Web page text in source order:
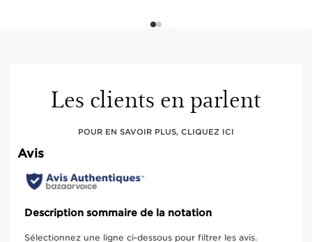
Les clients en parlent
POUR EN SAVOIR PLUS, CLIQUEZ ICI